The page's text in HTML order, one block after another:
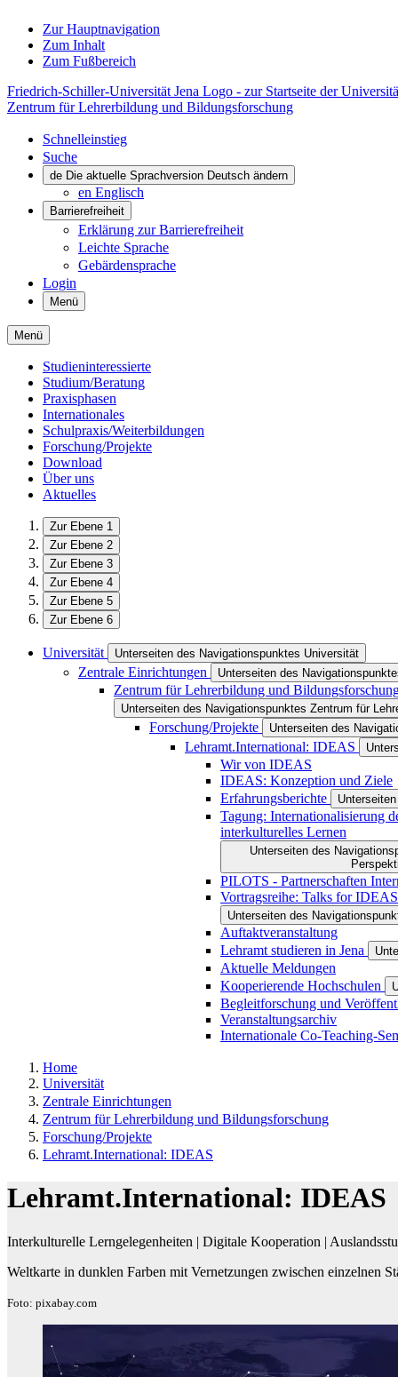
Zur Hauptnavigation
Zum Inhalt
Zum Fußbereich
Friedrich-Schiller-Universität Jena Logo - zur Startseite der
Zentrum für Lehrerbildung und Bildungsforschung
Schnelleinstieg
Suche
de Die aktuelle Sprachversion Deutsch ändern
en Englisch
Barrierefreiheit
Erklärung zur Barrierefreiheit
Leichte Sprache
Gebärdensprache
Login
Menü
Menü
Studieninteressierte
Studium/Beratung
Praxisphasen
Internationales
Schulpraxis/Weiterbildungen
Forschung/Projekte
Download
Über uns
Aktuelles
Zur Ebene 1
Zur Ebene 2
Zur Ebene 3
Zur Ebene 4
Zur Ebene 5
Zur Ebene 6
Universität Unterseiten des Navigationspunktes Universität
Zentrale Einrichtungen Unterseiten des
Zentrum für Lehrerbildung und
Unterseiten des Navigationspunktes Zentrum für
Forschung/Projekte Unterseiten des
Lehramt.International: IDEAS
Wir von IDEAS
IDEAS: Konzeption und Ziele
Erfahrungsberichte
Tagung: Internationalisierung
interkulturelles Lernen
Unterseiten des
PILOTS - Partnerschaften
Vortragsreihe: Talks for IDEAS
Unterseiten des
Auftaktveranstaltung
Lehramt studieren in Jena
Aktuelle Meldungen
Kooperierende Hochschulen
Begleitforschung und
Veranstaltungsarchiv
Internationale Co-Teaching-
Home
Universität
Zentrale Einrichtungen
Zentrum für Lehrerbildung und Bildungsforschung
Forschung/Projekte
Lehramt.International: IDEAS
Lehramt.International: IDEAS
Interkulturelle Lerngelegenheiten | Digitale Kooperation |
Weltkarte in dunklen Farben mit Vernetzungen zwischen einzelnen
Foto: pixabay.com